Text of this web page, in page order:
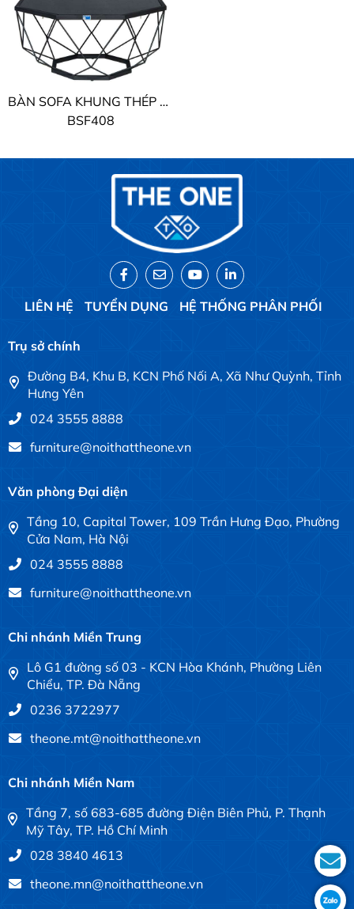
BÀN SOFA KHUNG THÉP THE ONE
BSF408
LIÊN HỆ TUYỂN DỤNG HỆ THỐNG PHÂN PHỐI
Trụ sở chính
Đường B4, Khu B, KCN Phố Nối A, Xã Như Quỳnh, Tỉnh
Hưng Yên
024 3555 8888
furniture@noithattheone.vn
Văn phòng Đại diện
Tầng 10, Capital Tower, 109 Trần Hưng Đạo, Phường
Cửa Nam, Hà Nội
024 3555 8888
furniture@noithattheone.vn
Chi nhánh Miền Trung
Lô G1 đường số 03 - KCN Hòa Khánh, Phường Liên
Chiểu, TP. Đà Nẵng
0236 3722977
theone.mt@noithattheone.vn
Chi nhánh Miền Nam
Tầng 7, số 683-685 đường Điện Biên Phủ, P. Thạnh
Mỹ Tây, TP. Hồ Chí Minh
028 3840 4613
theone.mn@noithattheone.vn